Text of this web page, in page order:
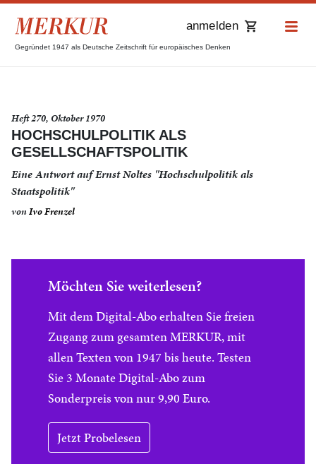
Gegründet 1947 als Deutsche Zeitschrift für europäisches Denken
anmelden
Heft 270, Oktober 1970
HOCHSCHULPOLITIK ALS
GESELLSCHAFTSPOLITIK
Eine Antwort auf Ernst Noltes "Hochschulpolitik als
Staatspolitik"
vonIvo Frenzel
Möchten Sie weiterlesen?
Mit dem Digital-Abo erhalten Sie freien
Zugang zum gesamten MERKUR, mit
allen Texten von 1947 bis heute. Testen
Sie 3 Monate Digital-Abo zum
Sonderpreis von nur 9,90 Euro.
Jetzt Probelesen